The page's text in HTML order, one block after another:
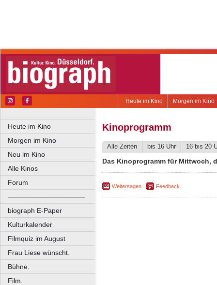
Morgen im Kino
Heute im Kino
Heute im Kino
Morgen im Kino
Neu im Kino
Alle Kinos
Forum
––––––––––––––––––––
biograph E-Paper
Kulturkalender
Filmquiz im August
Frau Liese wünscht.
Bühne.
Film.
Kinoprogramm
Alle Zeiten bis 16 Uhr 16 bis 20
Das Kinoprogramm für Mittwoch,
Weitersagen Feedback